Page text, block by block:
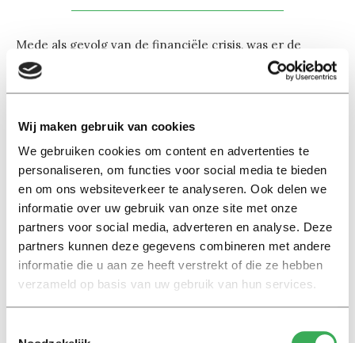
Wij maken gebruik van cookies
We gebruiken cookies om content en advertenties te
personaliseren, om functies voor social media te bieden
en om ons websiteverkeer te analyseren. Ook delen we
informatie over uw gebruik van onze site met onze
partners voor social media, adverteren en analyse. Deze
partners kunnen deze gegevens combineren met andere
informatie die u aan ze heeft verstrekt of die ze hebben
verzameld op basis van uw gebruik van hun services.
Mede als gevolg van de financiële crisis, was er de
afgelopen jaren veel te doen over de (hoge) beloningen
van bestuurders en commissarissen. Lückerath vindt dat
commissariaat mag niet meer als erebaantje worden
gezien. De tijdsbesteding is verdubbeld in de afgelopen
tien jaar; dan moet je ook naar de beloning kijken. (…)
Tegelijk moet je zorgen dat commissarissen niet té
afhankelijk worden van hun beloning en daardoor
minder kritisch zijn.”
De beloning van topbestuurders blijft – ook in de nieuwe
governancecode – een moeilijk punt: “Een eenduidig
kanten kunt bekijken: maatschappelijk, bedrijfsintern en